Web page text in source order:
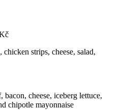
chicken strips, cheese, salad,
bacon, cheese, iceberg lettuce,
chipotle mayonnaise